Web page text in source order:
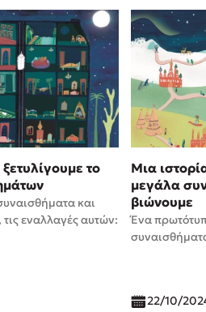
το
και
τις εναλλαγές αυτών:
Μια
μεγάλα
βιώνουμε
Ένα
22/10/